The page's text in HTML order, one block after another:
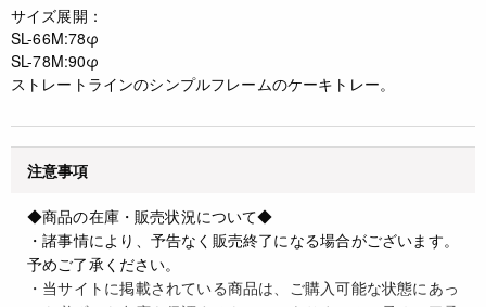
サイズ展開：
SL-66M:78φ
SL-78M:90φ
ストレートラインのシンプルフレームのケーキトレー。
注意事項
◆商品の在庫・販売状況について◆
・諸事情により、予告なく販売終了になる場合がございます。
予めご了承ください。
・当サイトに掲載されている商品は、ご購入可能な状態にあっ